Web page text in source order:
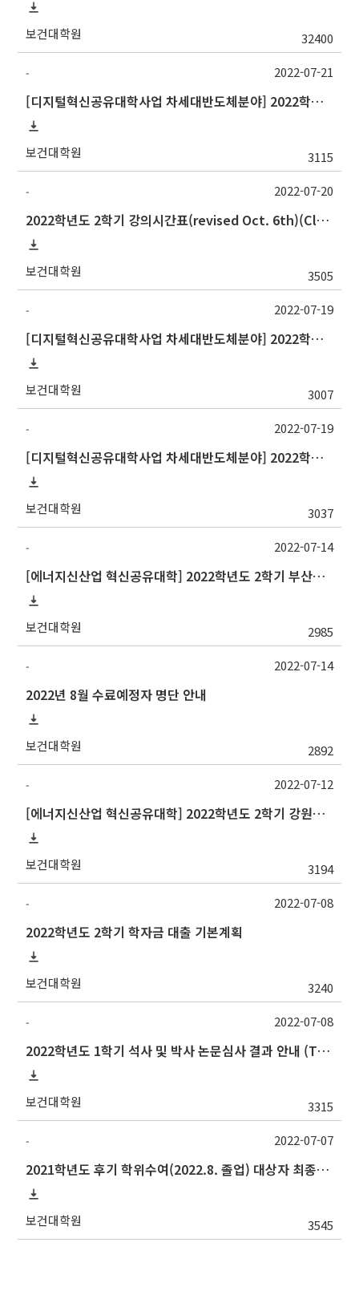
보건대학원 32400
-
[디지털혁신공유대학사업 차세대반도체분야] 2022학년도 2학기 대구대학교 교류 수학 안내
보건대학원 3115
2022-07-21
-
2022학년도 2학기 강의시간표(revised Oct. 6th)(Class schedule, 2022 Fall semester)
보건대학원 3505
2022-07-20
-
[디지털혁신공유대학사업 차세대반도체분야] 2022학년도 2학기 강원대학교 교류 수학 안내
보건대학원 3007
2022-07-19
-
[디지털혁신공유대학사업 차세대반도체분야] 2022학년도 2학기 중앙대학교 정규 교류 수학 안내
보건대학원 3037
2022-07-19
-
[에너지신산업 혁신공유대학] 2022학년도 2학기 부산대학교 교류 수학 안내
보건대학원 2985
2022-07-14
-
2022년 8월 수료예정자 명단 안내
보건대학원 2892
2022-07-14
-
[에너지신산업 혁신공유대학] 2022학년도 2학기 강원대학교 교류 수학 안내
보건대학원 3194
2022-07-12
-
2022학년도 2학기 학자금 대출 기본계획
보건대학원 3240
2022-07-08
-
2022학년도 1학기 석사 및 박사 논문심사 결과 안내 (Thesis Defense Result)_영문성명 변경 일정 변경(8/5까지)
보건대학원 3315
2022-07-08
-
2021학년도 후기 학위수여(2022.8. 졸업) 대상자 최종인준 논문 제출 안내
보건대학원 3545
2022-07-07